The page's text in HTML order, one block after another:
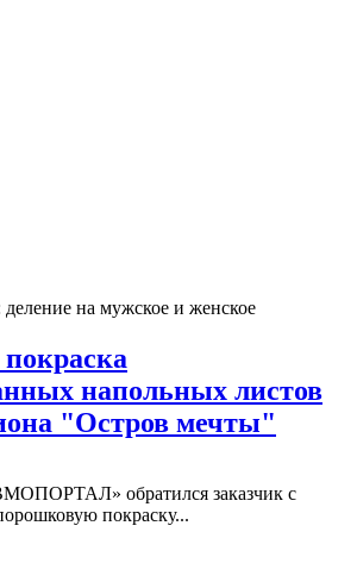
на мужское и женское
напольных листов
"Остров мечты"
обратился заказчик с
покраску...